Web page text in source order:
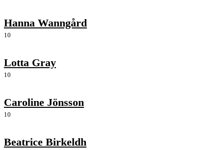
Hanna Wanngård
10
Lotta Gray
10
Caroline Jönsson
10
Beatrice Birkeldh